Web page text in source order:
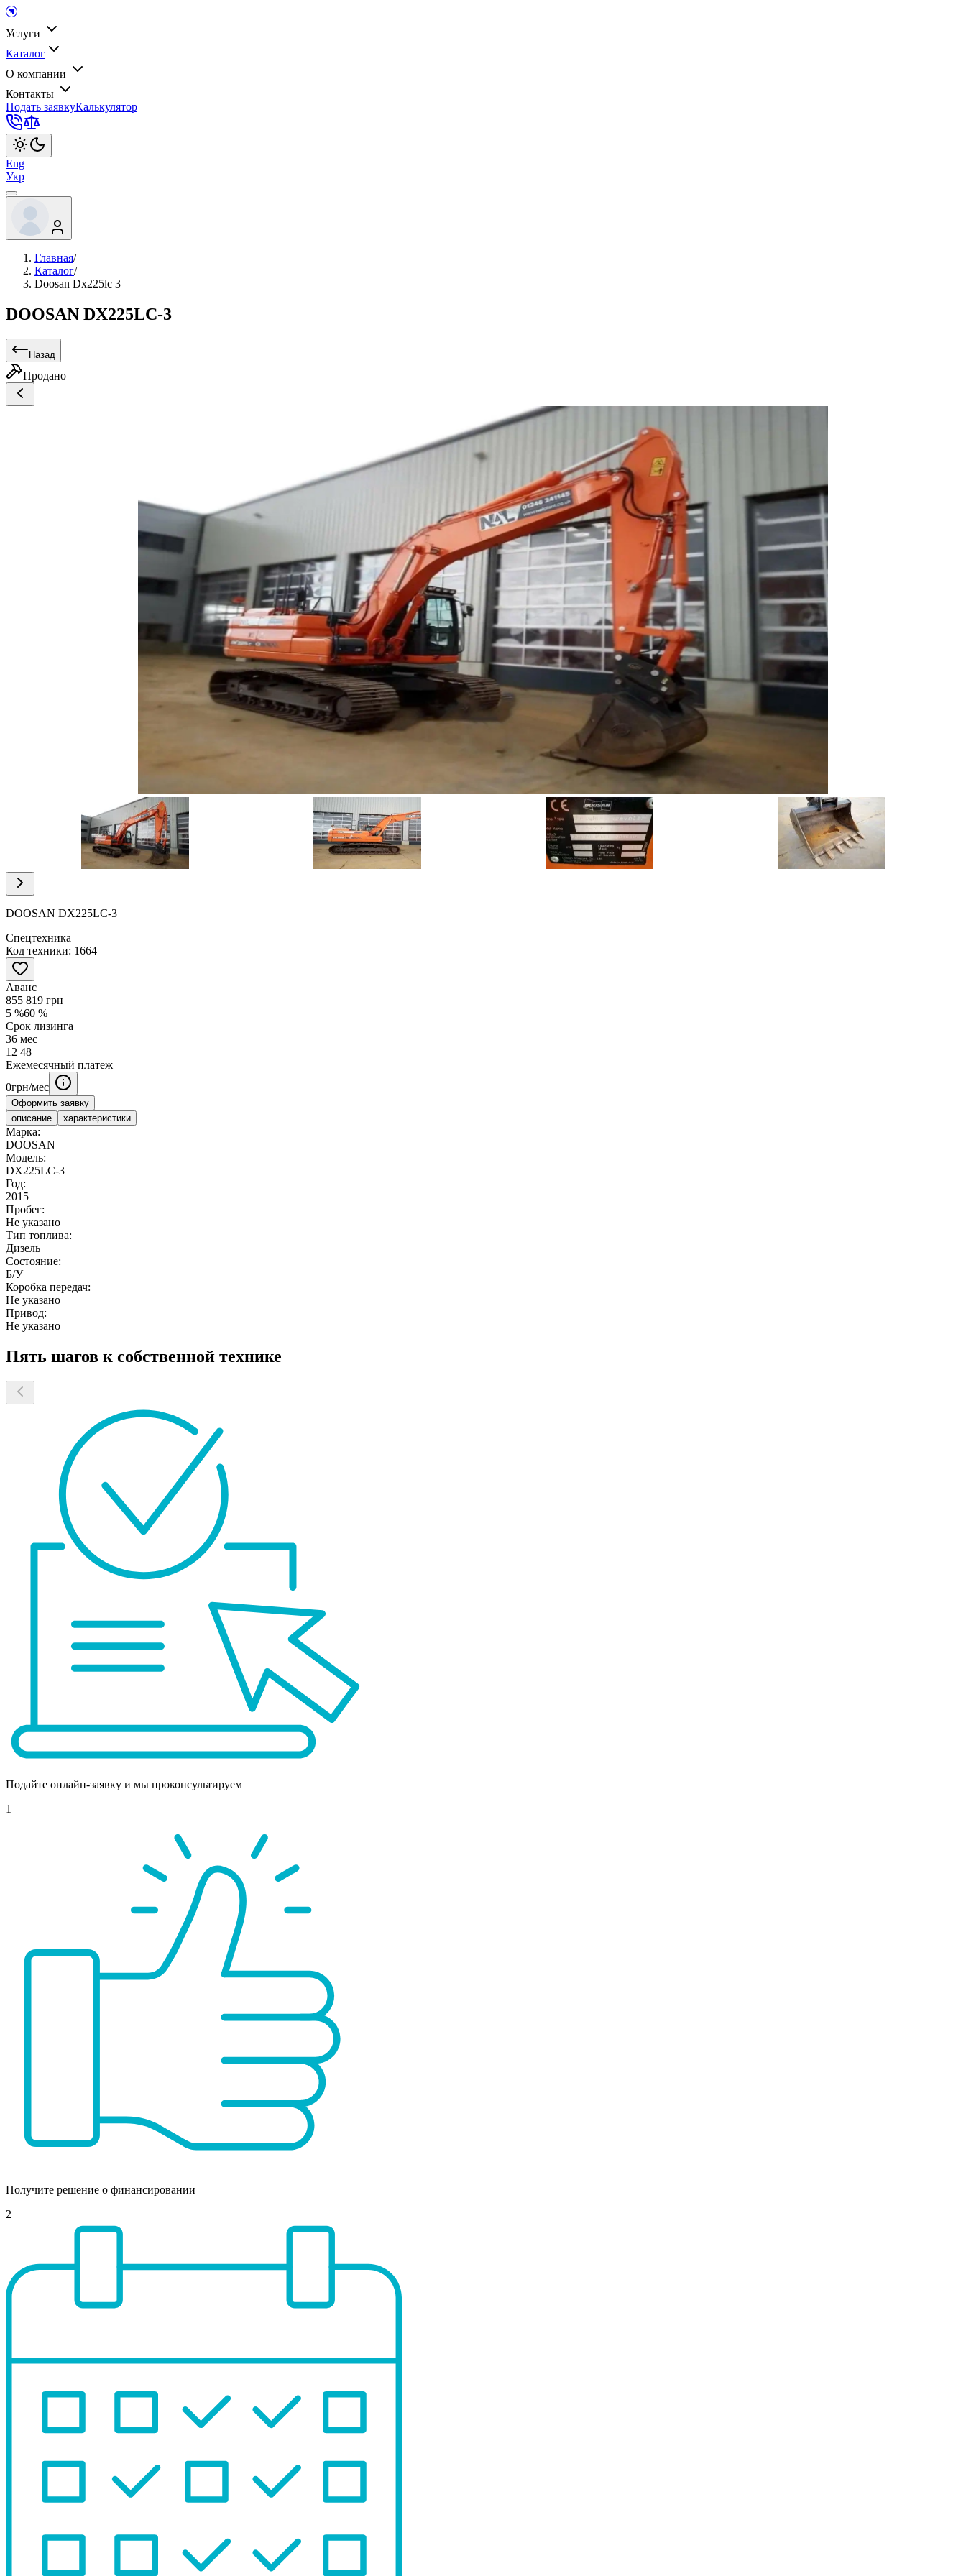
Услуги
Каталог
О компании
Контакты
Подать заявкуКалькулятор
Eng
Укр
Главная/
Каталог/
Doosan Dx225lc 3
DOOSAN DX225LC-3
Назад
Продано
Item
10
DOOSAN DX225LC-3
Спецтехника
Код техники: 1664
Аванс
855 819 грн
5 %60 %
Срок лизинга
36 мес
12 48
Ежемесячный платеж
0грн/мес
Оформить заявку
описание
характеристики
Марка:
DOOSAN
Модель:
DX225LC-3
Год:
2015
Пробег:
Не указано
Тип топлива:
Дизель
Состояние:
Б/У
Коробка передач:
Не указано
Привод:
Не указано
Пять шагов к собственной технике
Подайте онлайн-заявку и мы проконсультируем
1
Получите решение о финансировании
2